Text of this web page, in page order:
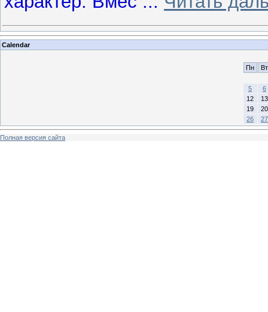
Calendar
Пн
Вт
5
6
12
13
19
20
26
27
Полная версия сайта